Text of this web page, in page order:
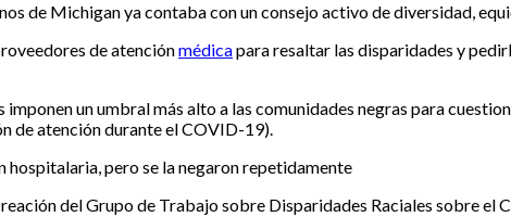
de Michigan ya contaba con un consejo activo de diversidad,
de atenciónmédicapara resaltar las disparidades y
un umbral más alto a las comunidades negras para
de atención durante el COVID-19).
pero se la negaron repetidamente
del Grupo de Trabajo sobre Disparidades Raciales sobre